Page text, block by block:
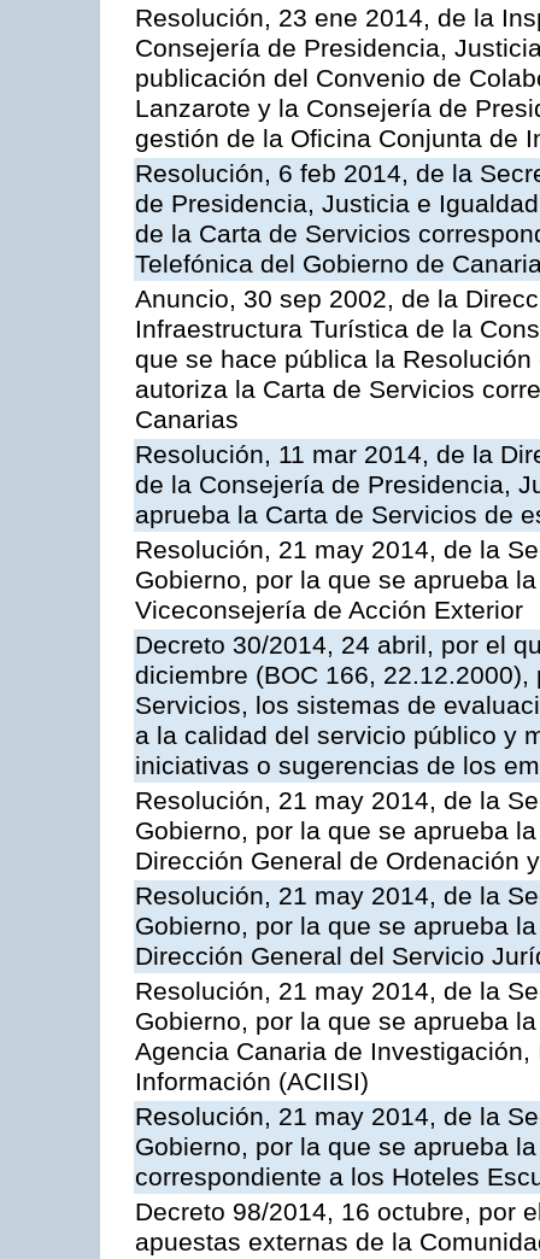
Resolución, 23 ene 2014, de la
Consejería de Presidencia,
publicación del Convenio de
Lanzarote y la Consejería de
gestión de la Oficina Conjunta de
Resolución, 6 feb 2014, de la
de Presidencia, Justicia e
de la Carta de Servicios
Telefónica del Gobierno de
Anuncio, 30 sep 2002, de la
Infraestructura Turística de la
que se hace pública la
autoriza la Carta de Servicios
Canarias
Resolución, 11 mar 2014, de la
de la Consejería de Presidencia,
aprueba la Carta de Servicios de
Resolución, 21 may 2014, de la
Gobierno, por la que se aprueba
Viceconsejería de Acción Exterior
Decreto 30/2014, 24 abril, por el
diciembre (BOC 166,
Servicios, los sistemas de
a la calidad del servicio público y
iniciativas o sugerencias de los
Resolución, 21 may 2014, de la
Gobierno, por la que se aprueba
Dirección General de Ordenación
Resolución, 21 may 2014, de la
Gobierno, por la que se aprueba
Dirección General del Servicio
Resolución, 21 may 2014, de la
Gobierno, por la que se aprueba
Agencia Canaria de
Información (ACIISI)
Resolución, 21 may 2014, de la
Gobierno, por la que se aprueba
correspondiente a los Hoteles
Decreto 98/2014, 16 octubre, por
apuestas externas de la